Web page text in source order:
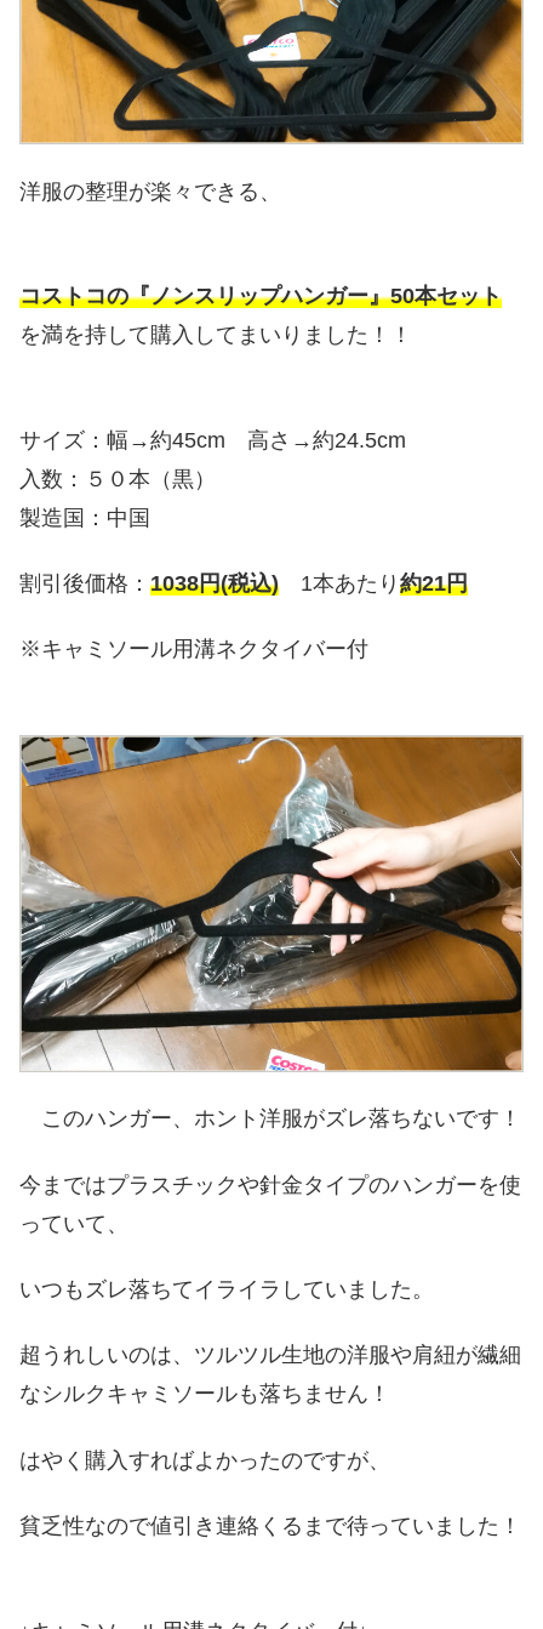
洋服の整理が楽々できる、
コストコの『ノンスリップハンガー』50本セット
を満を持して購入してまいりました！！
サイズ：幅→約45cm 高さ→約24.5cm
入数：５０本（黒）
製造国：中国
割引後価格： 1038円(税込) 1本あたり 約21円
※キャミソール用溝ネクタイバー付
このハンガー、ホント洋服がズレ落ちないです！
今まではプラスチックや針金タイプのハンガーを使
っていて、
いつもズレ落ちてイライラしていました。
超うれしいのは、ツルツル生地の洋服や肩紐が繊細
なシルクキャミソールも落ちません！
はやく購入すればよかったのですが、
貧乏性なので値引き連絡くるまで待っていました！